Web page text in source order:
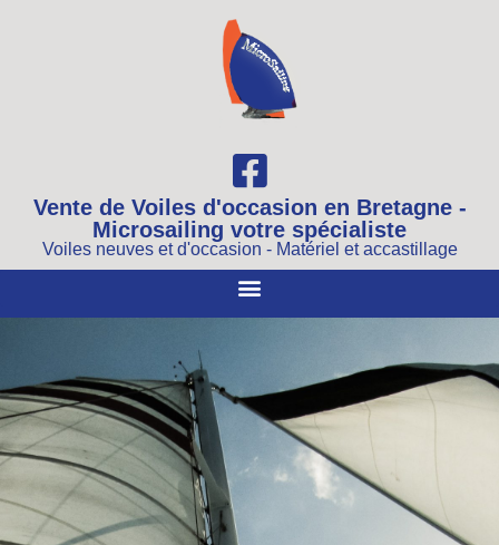
Vente de Voiles d'occasion en Bretagne -
Microsailing votre spécialiste
Voiles neuves et d'occasion - Matériel et accastillage